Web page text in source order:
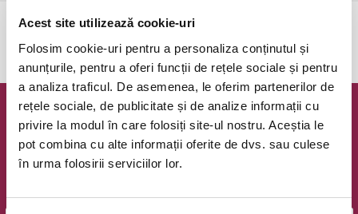
Acest site utilizează cookie-uri
Folosim cookie-uri pentru a personaliza conținutul și
anunțurile, pentru a oferi funcții de rețele sociale și pentru
a analiza traficul. De asemenea, le oferim partenerilor de
rețele sociale, de publicitate și de analize informații cu
privire la modul în care folosiți site-ul nostru. Aceștia le
pot combina cu alte informații oferite de dvs. sau culese
în urma folosirii serviciilor lor.
Evenimentul a expirat.
Newsletter @ Bilete.ro
Oferte exclusive si o editie saptamanala cu cele mai noi
evenimente.